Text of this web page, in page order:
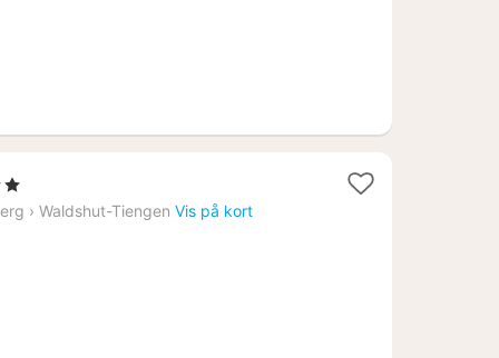
› Waldshut-Tiengen Vis på kort